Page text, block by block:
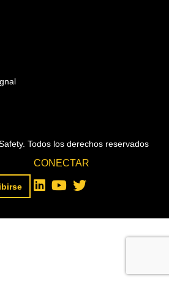
Todos los derechos reservados
CONECTAR